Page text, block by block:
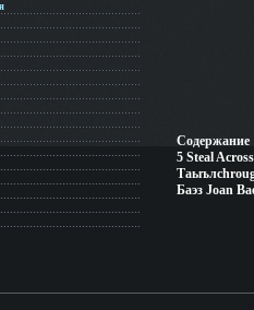
Содержание
5 Steal
Баэз Joan